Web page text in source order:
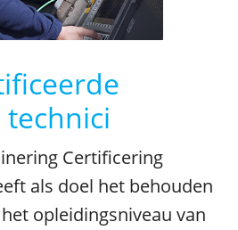
Certificering
als doel het behouden
opleidingsniveau van